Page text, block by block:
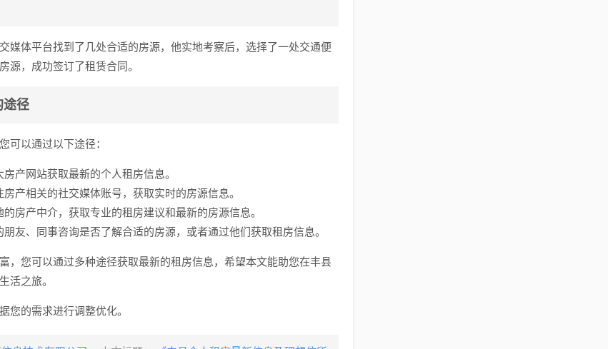
媒体平台找到了几处合适的房源，他实地考察后，选择了一处交通便
源，成功签订了租赁合同。
途径
可以通过以下途径：
产网站获取最新的个人租房信息。
产相关的社交媒体账号，获取实时的房源信息。
房产中介，获取专业的租房建议和最新的房源信息。
友、同事咨询是否了解合适的房源，或者通过他们获取租房信息。
，您可以通过多种途径获取最新的租房信息，希望本文能助您在丰县
活之旅。
您的需求进行调整优化。